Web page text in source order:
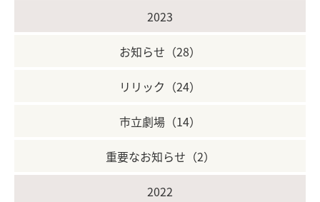
2023
お知らせ（28）
リリック（24）
市立劇場（14）
重要なお知らせ（2）
2022